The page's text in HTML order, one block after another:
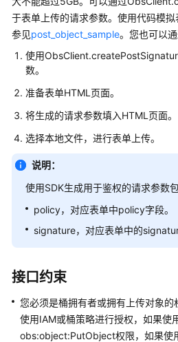
告
产
品
介
计
说
明
快
速
户
指
南
于表单上传的请求参数。使用代码模拟
参见post_object_sample。您也可以
使用
数。
准备表单HTML页面。
将生成的请求参数填入HTML页面。
选择本地文件，进行表单上传。
说明：
使用SDK生成用于鉴权的请求参数包
policy，对应表单中policy字段。
signature，对应表单中的
接口约束
您必须是桶拥有者或拥有上传对象
使用IAM或桶策略进行授权，如果使
obs:object:PutObject权限，如果使